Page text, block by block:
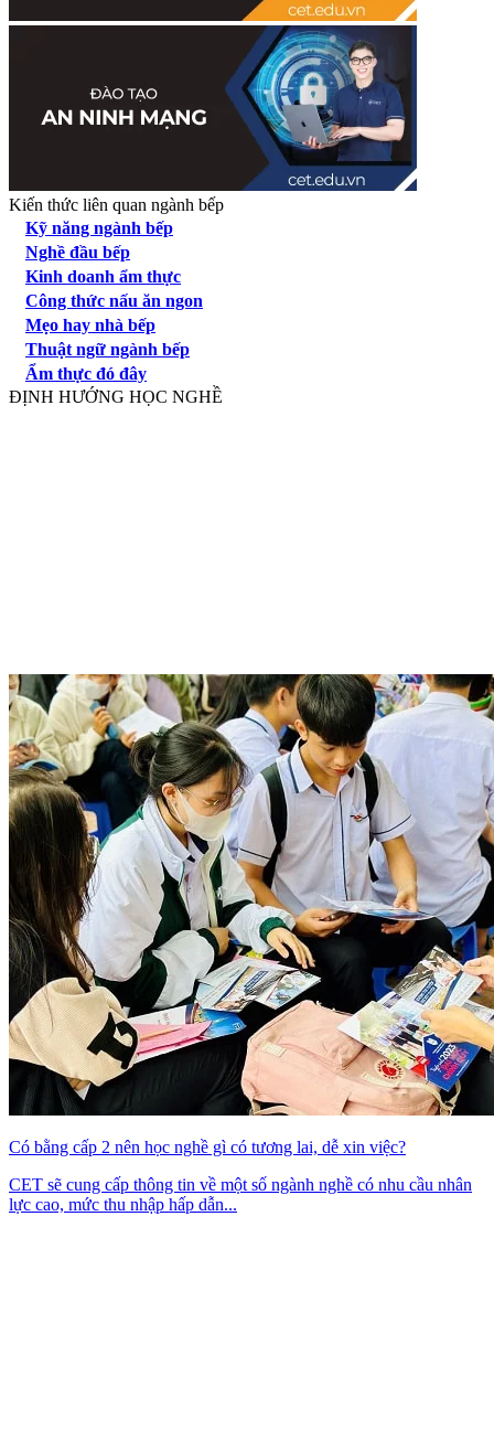
Kiến thức liên quan ngành bếp
Kỹ năng ngành bếp
Nghề đầu bếp
Kinh doanh ẩm thực
Công thức nấu ăn ngon
Mẹo hay nhà bếp
Thuật ngữ ngành bếp
Ẩm thực đó đây
ĐỊNH HƯỚNG HỌC NGHỀ
Có bằng cấp 2 nên học nghề gì có tương lai, dễ xin việc?
CET sẽ cung cấp thông tin về một số ngành nghề có nhu cầu nhân
lực cao, mức thu nhập hấp dẫn...